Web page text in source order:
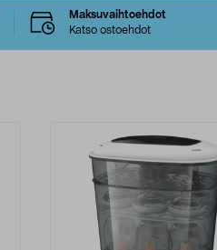
Maksuvaihtoehdot
Katso ostoehdot